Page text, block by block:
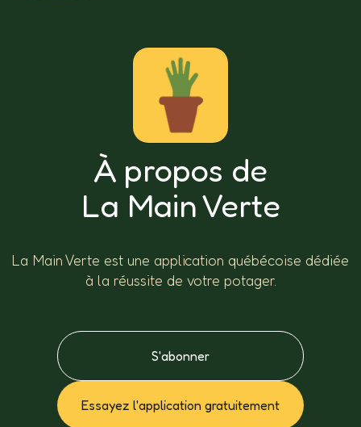
À propos de
La Main Verte
La Main Verte est une application québécoise dédiée
à la réussite de votre potager.
S'abonner
Essayez l'application gratuitement